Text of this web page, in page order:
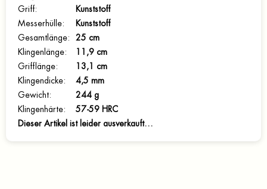
Griff:
Kunststoff
Messerhülle:
Kunststoff
Gesamtlänge:
25 cm
Klingenlänge:
11,9 cm
Grifflänge:
13,1 cm
Klingendicke:
4,5 mm
Gewicht:
244 g
Klingenhärte:
57-59 HRC
Dieser Artikel ist leider ausverkauft…